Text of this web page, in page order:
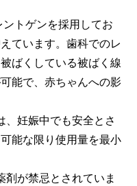
トゲンを採用してお
ています。歯科でのレ
ばくしている被ばく線
能で、赤ちゃんへの影
、妊娠中でも安全とさ
能な限り使用量を最小
剤が禁忌とされていま